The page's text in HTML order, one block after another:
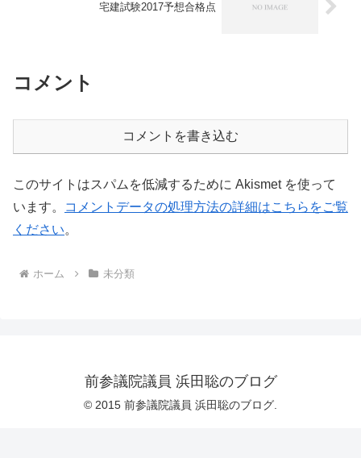
宅建試験2017予想合格点
コメント
コメントを書き込む
このサイトはスパムを低減するために Akismet を使って
います。
コメントデータの処理方法の詳細はこちらをご覧
ください。
ホーム 未分類
前参議院議員 浜田聡のブログ
© 2015 前参議院議員 浜田聡のブログ.